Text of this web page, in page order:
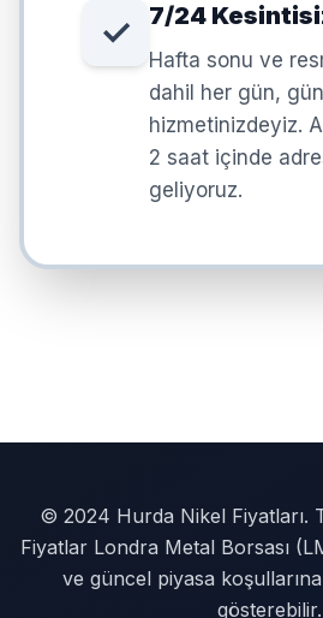
✓ 7/24
Hafta sonu ve
dahil her gün,
hizmetinizdeyiz.
2 saat içinde
geliyoruz.
© 2024 Hurda Nikel Fiyatları.
Fiyatlar Londra Metal Borsası
ve güncel piyasa
gösterebilir.